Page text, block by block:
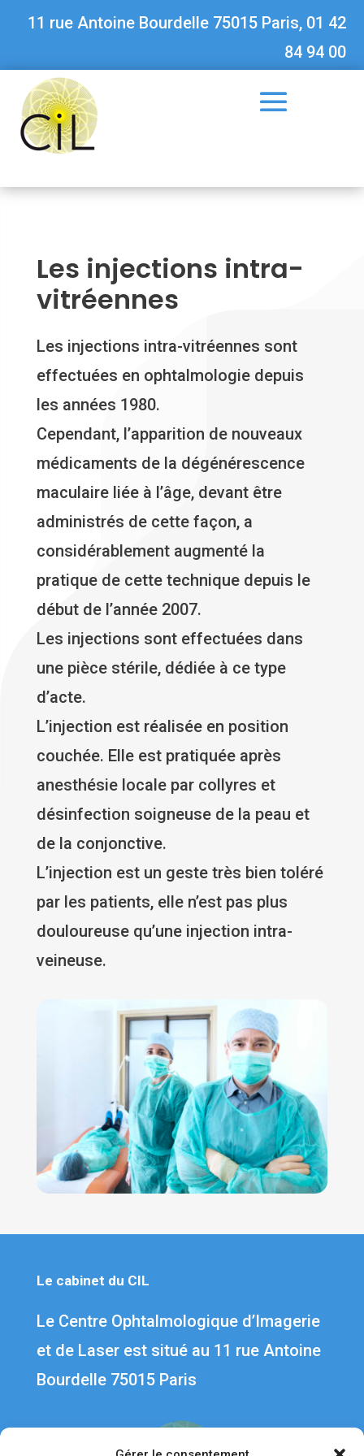
11 rue Antoine Bourdelle 75015 Paris, 01 42
84 94 00
Les injections intra-
vitréennes
Les injections intra-vitréennes sont
effectuées en ophtalmologie depuis
les années 1980.
Cependant, l’apparition de nouveaux
médicaments de la dégénérescence
maculaire liée à l’âge, devant être
administrés de cette façon, a
considérablement augmenté la
pratique de cette technique depuis le
début de l’année 2007.
Les injections sont effectuées dans
une pièce stérile, dédiée à ce type
d’acte.
L’injection est réalisée en position
couchée. Elle est pratiquée après
anesthésie locale par collyres et
désinfection soigneuse de la peau et
de la conjonctive.
L’injection est un geste très bien toléré
par les patients, elle n’est pas plus
douloureuse qu’une injection intra-
veineuse.
Le cabinet du CIL
Le Centre Ophtalmologique d’Imagerie
et de Laser est situé au 11 rue Antoine
Bourdelle 75015 Paris